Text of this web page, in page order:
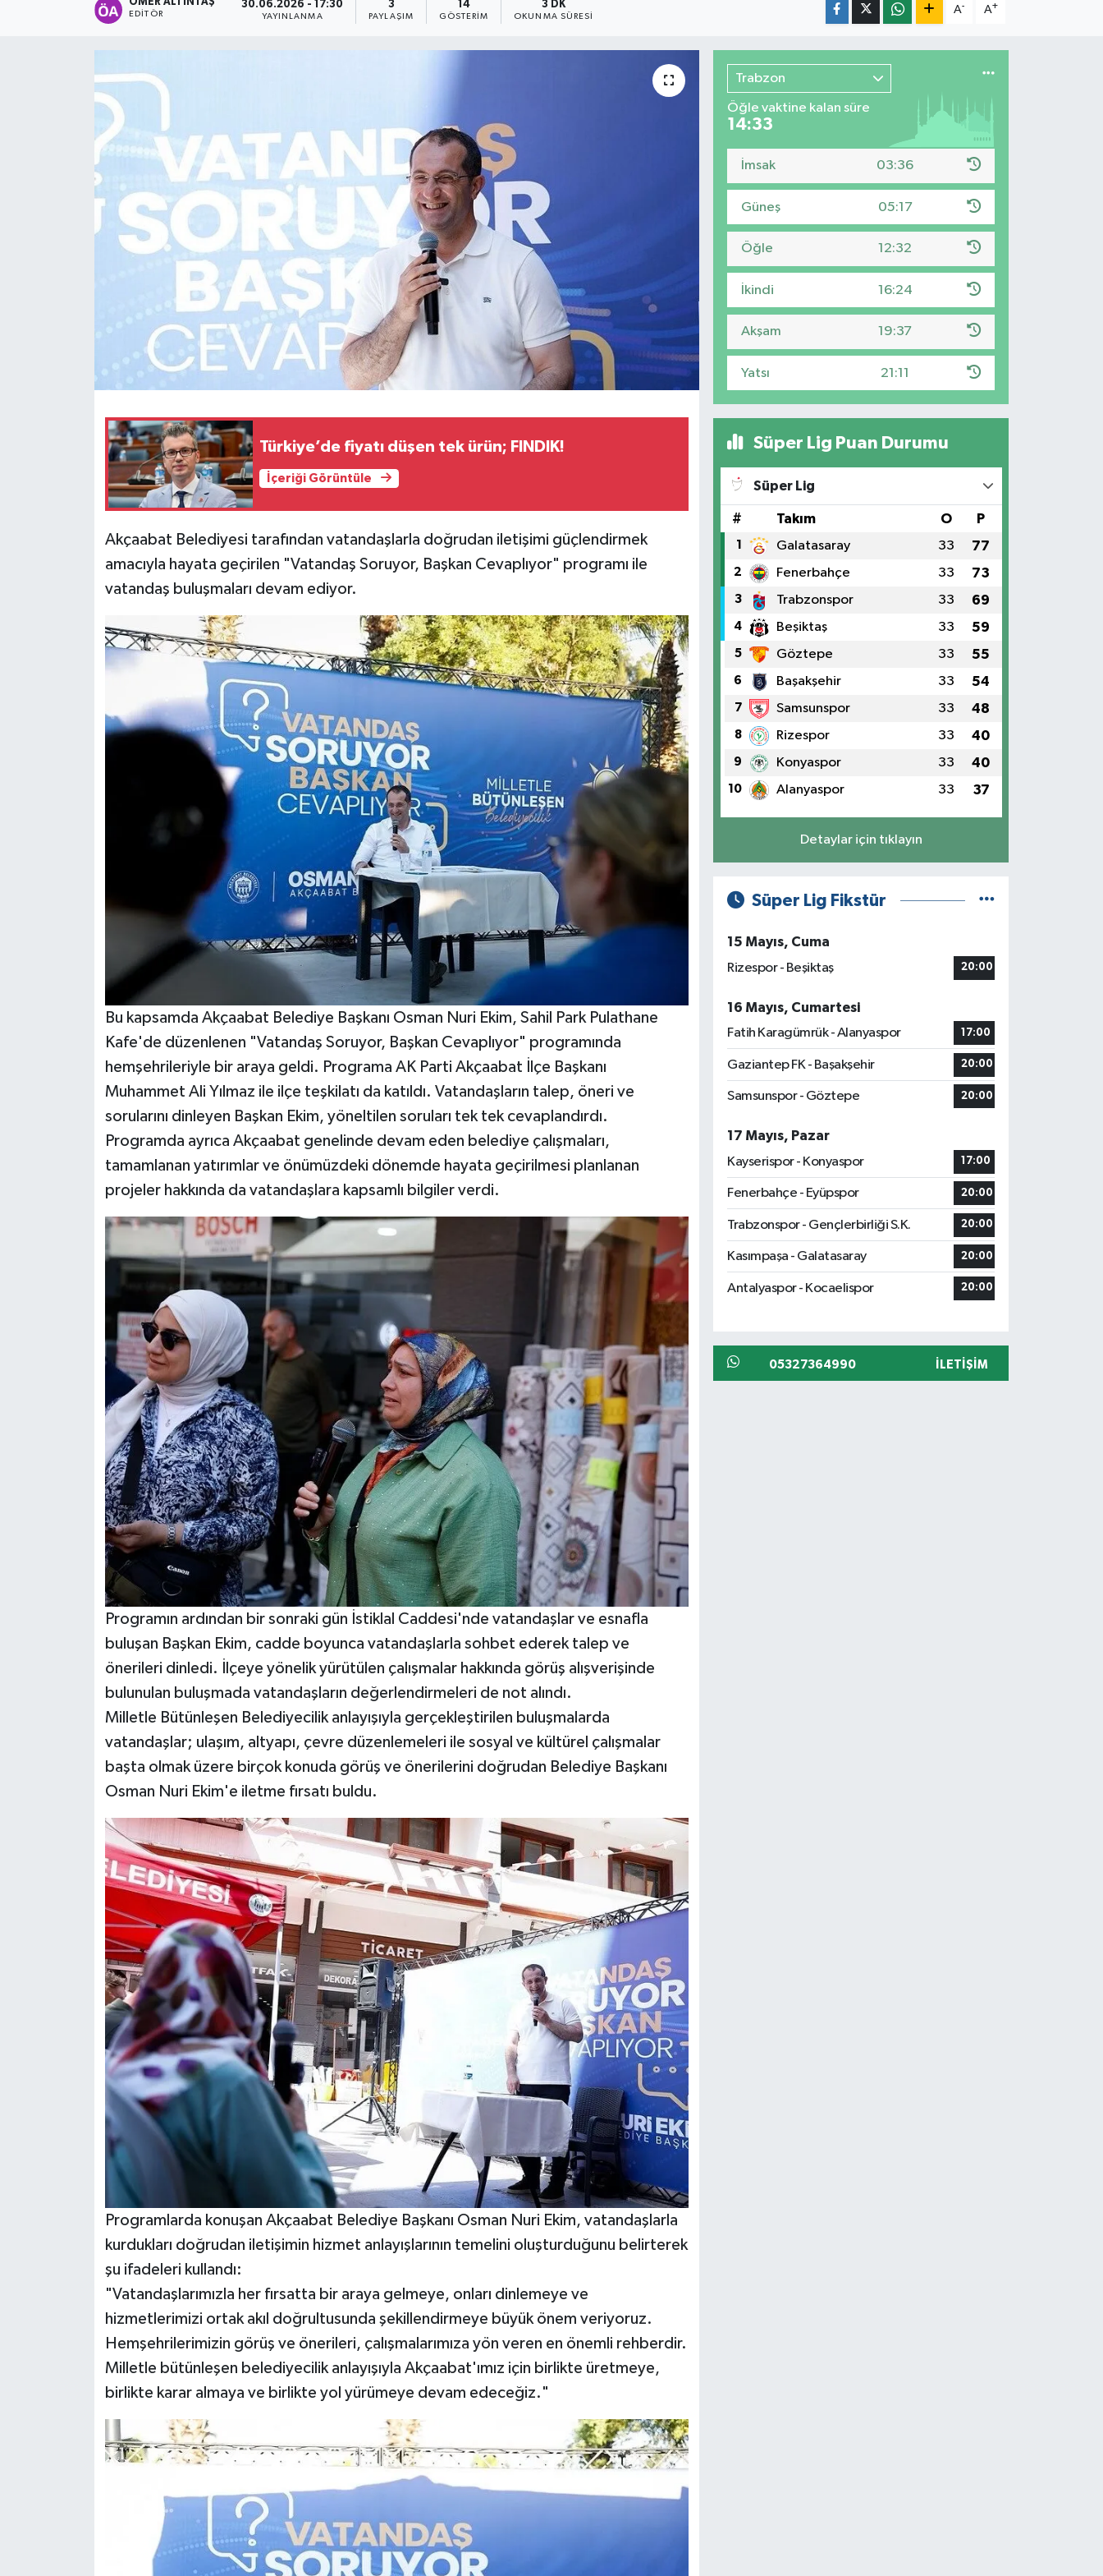
ÖMER ALTINTAŞ
EDITÖR
30.06.2026 - 17:30
YAYINLANMA
3
PAYLAŞIM
14
GÖSTERIM
3 DK
OKUNMA SÜRESI
A- A+
Türkiye’de fiyatı düşen tek ürün; FINDIK!
İçeriği Görüntüle
Akçaabat Belediyesi tarafından vatandaşlarla doğrudan iletişimi güçlendirmek
amacıyla hayata geçirilen "Vatandaş Soruyor, Başkan Cevaplıyor" programı ile
vatandaş buluşmaları devam ediyor.
Bu kapsamda Akçaabat Belediye Başkanı Osman Nuri Ekim, Sahil Park Pulathane
Kafe'de düzenlenen "Vatandaş Soruyor, Başkan Cevaplıyor" programında
hemşehrileriyle bir araya geldi. Programa AK Parti Akçaabat İlçe Başkanı
Muhammet Ali Yılmaz ile ilçe teşkilatı da katıldı. Vatandaşların talep, öneri ve
sorularını dinleyen Başkan Ekim, yöneltilen soruları tek tek cevaplandırdı.
Programda ayrıca Akçaabat genelinde devam eden belediye çalışmaları,
tamamlanan yatırımlar ve önümüzdeki dönemde hayata geçirilmesi planlanan
projeler hakkında da vatandaşlara kapsamlı bilgiler verdi.
Programın ardından bir sonraki gün İstiklal Caddesi'nde vatandaşlar ve esnafla
buluşan Başkan Ekim, cadde boyunca vatandaşlarla sohbet ederek talep ve
önerileri dinledi. İlçeye yönelik yürütülen çalışmalar hakkında görüş alışverişinde
bulunulan buluşmada vatandaşların değerlendirmeleri de not alındı.
Milletle Bütünleşen Belediyecilik anlayışıyla gerçekleştirilen buluşmalarda
vatandaşlar; ulaşım, altyapı, çevre düzenlemeleri ile sosyal ve kültürel çalışmalar
başta olmak üzere birçok konuda görüş ve önerilerini doğrudan Belediye Başkanı
Osman Nuri Ekim'e iletme fırsatı buldu.
Programlarda konuşan Akçaabat Belediye Başkanı Osman Nuri Ekim, vatandaşlarla
kurdukları doğrudan iletişimin hizmet anlayışlarının temelini oluşturduğunu belirterek
şu ifadeleri kullandı:
"Vatandaşlarımızla her fırsatta bir araya gelmeye, onları dinlemeye ve
hizmetlerimizi ortak akıl doğrultusunda şekillendirmeye büyük önem veriyoruz.
Hemşehrilerimizin görüş ve önerileri, çalışmalarımıza yön veren en önemli rehberdir.
Milletle bütünleşen belediyecilik anlayışıyla Akçaabat'ımız için birlikte üretmeye,
birlikte karar almaya ve birlikte yol yürümeye devam edeceğiz."
Trabzon
Öğle vaktine kalan süre
14:31
İmsak 03:36
Güneş 05:17
Öğle 12:32
İkindi 16:24
Akşam 19:37
Yatsı 21:11
Süper Lig Puan Durumu
Süper Lig
# Takım O P
1 Galatasaray 33 77
2 Fenerbahçe 33 73
3 Trabzonspor 33 69
4 Beşiktaş 33 59
5 Göztepe 33 55
6 Başakşehir 33 54
7 Samsunspor 33 48
8 Rizespor 33 40
9 Konyaspor 33 40
10 Alanyaspor 33 37
Detaylar için tıklayın
Süper Lig Fikstür
15 Mayıs, Cuma
Rizespor - Beşiktaş
20:00
16 Mayıs, Cumartesi
Fatih Karagümrük - Alanyaspor
17:00
Gaziantep FK - Başakşehir 20:00
Samsunspor - Göztepe 20:00
17 Mayıs, Pazar
Kayserispor - Konyaspor
17:00
Fenerbahçe - Eyüpspor 20:00
Trabzonspor - Gençlerbirliği S.K. 20:00
Kasımpaşa - Galatasaray 20:00
Antalyaspor - Kocaelispor 20:00
05327364990 İLETIŞIM